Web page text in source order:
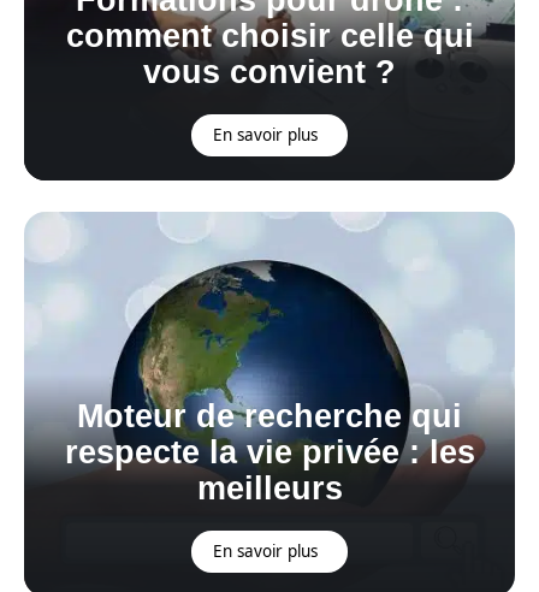
comment choisir celle qui
vous convient ?
En savoir plus
Moteur de recherche qui
respecte la vie privée : les
meilleurs
En savoir plus